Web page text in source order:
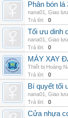
Phân bón
nana01
Giao lưu
Trả lời:
0
Tối ưu dinh
nana01
Giao lưu
Trả lời:
0
MÁY XAY
Thiết bị Hoàng
Trả lời:
0
Bí quyết tối
nana01
Giao lưu
Trả lời:
0
Cửa nhựa